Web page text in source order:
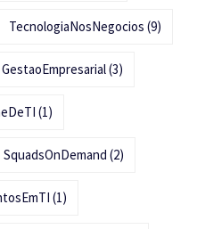
TecnologiaNosNegocios (9)
GestaoEmpresarial(3)
(1)
SquadsOnDemand (2)
(1)